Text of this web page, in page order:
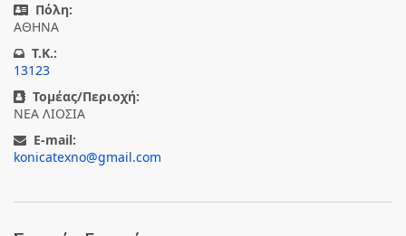
Πόλη:
ΑΘΗΝΑ
T.K.:
13123
Τομέας/Περιοχή:
ΝΕΑ ΛΙΟΣΙΑ
E-mail:
konicatexno@gmail.com